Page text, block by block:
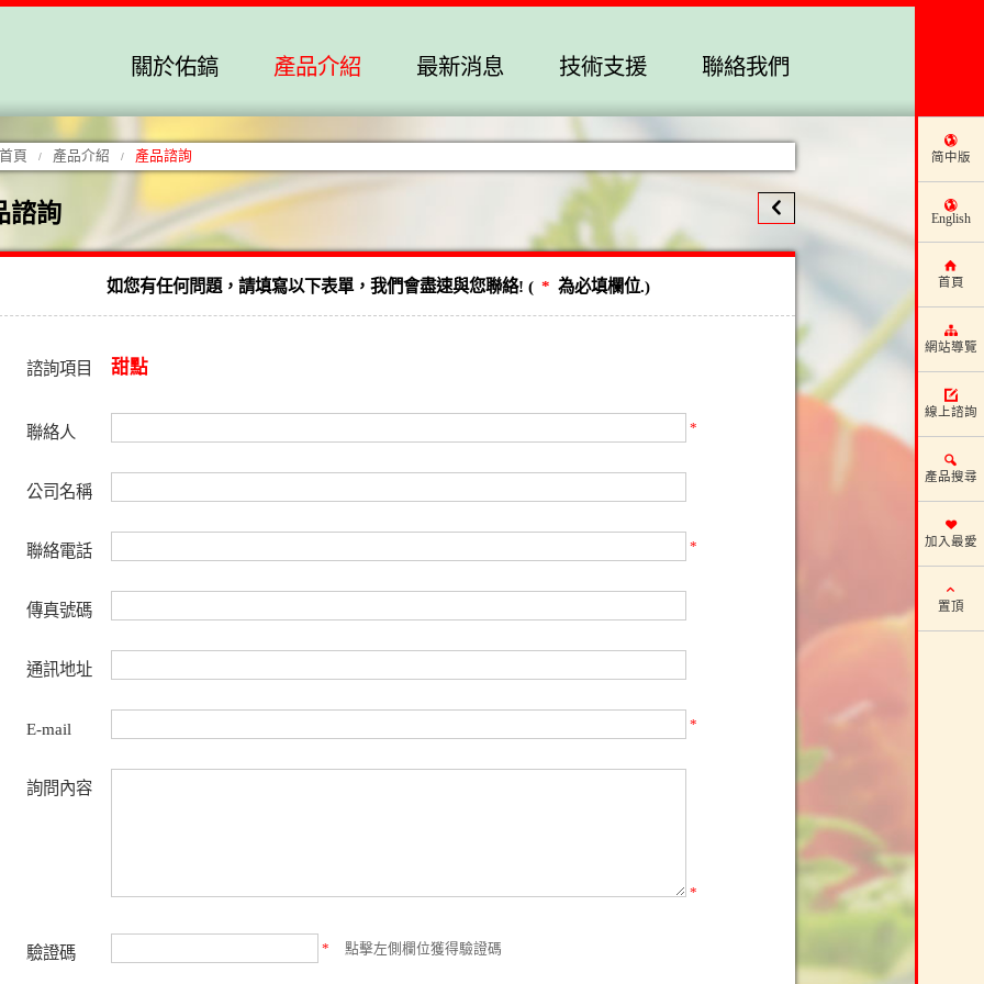
简中版
English
首頁
網站導覽
線上諮詢
產品搜尋
加入最愛
置頂
聯絡我們
技術支援
最新消息
產品介紹
關於佑鎬
首頁 / 產品介紹 / 產品諮詢
諮詢
如您有任何問題，請填寫以下表單，我們會盡速與您聯絡! ( * 為必填欄位.)
諮詢項目 甜點
聯絡人 *
公司名稱
聯絡電話 *
傳真號碼
通訊地址
E-mail *
詢問內容
*
驗證碼 * 點擊左側欄位獲得驗證碼